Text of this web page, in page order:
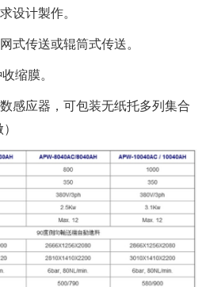
设计製作。
式传送或辊筒式传送。
缩膜。
感应器，可包装无纸托多列集合